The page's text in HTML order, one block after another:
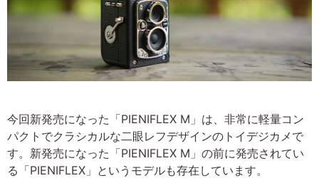
今回新発売になった「PIENIFLEX M」は、非常に軽量コン
パクトでクラシカルな二眼レフデザインのトイデジカメで
す。新発売になった「PIENIFLEX M」の前に発売されてい
る「PIENIFLEX」というモデルも存在しています。